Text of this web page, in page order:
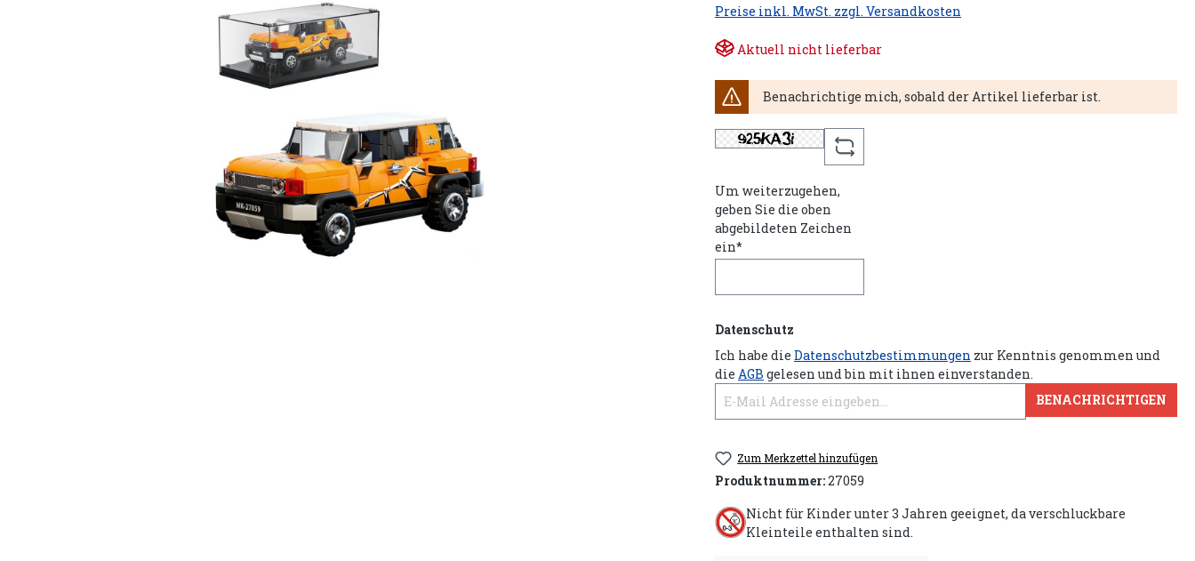
Preise inkl. MwSt. zzgl. Versandkosten
Aktuell nicht lieferbar
Benachrichtige mich, sobald der Artikel lieferbar ist.
Um weiterzugehen,
geben Sie die oben
abgebildeten Zeichen
ein*
Datenschutz
Ich habe die Datenschutzbestimmungen zur Kenntnis genommen und
die AGB gelesen und bin mit ihnen einverstanden.
BENACHRICHTIGEN
Zum Merkzettel hinzufügen
Produktnummer:27059
Nicht für Kinder unter 3 Jahren geeignet, da verschluckbare
Kleinteile enthalten sind.